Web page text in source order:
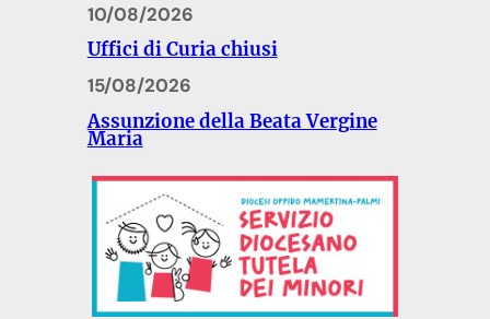
10/08/2026
Uffici di Curia chiusi
15/08/2026
Assunzione della Beata Vergine
Maria